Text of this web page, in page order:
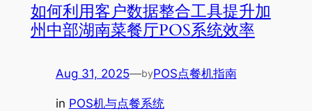
如何利用客户数据整合工具提升加
州中部湖南菜餐厅POS系统效率
Aug 31, 2025—byPOS点餐机指南
in POS机与点餐系统